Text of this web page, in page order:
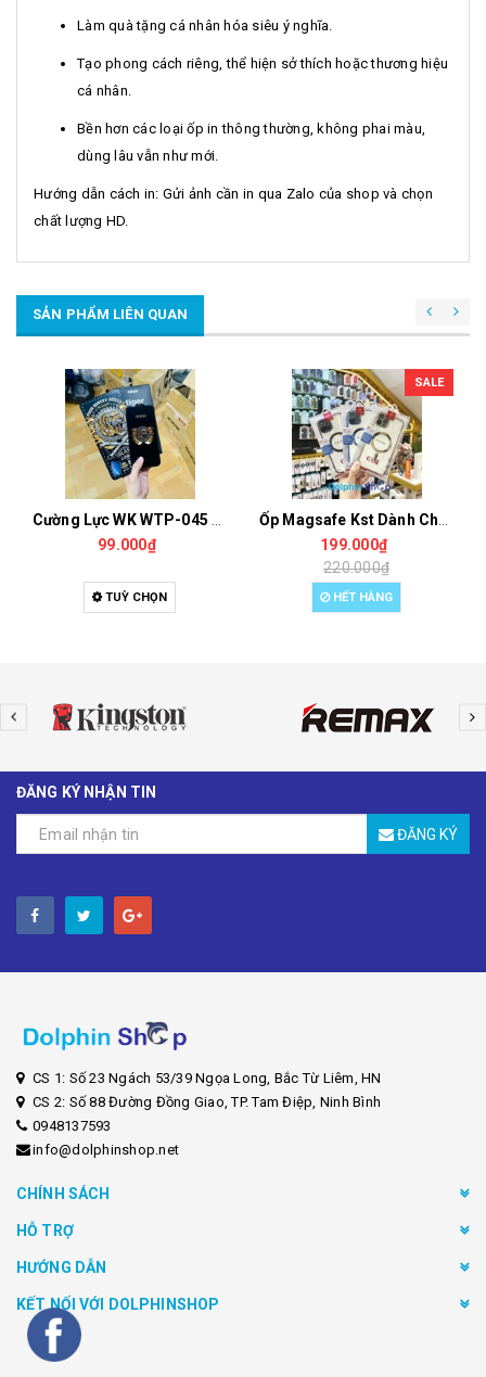
Làm quà tặng cá nhân hóa siêu ý nghĩa.
Tạo phong cách riêng, thể hiện sở thích hoặc thương hiệu
cá nhân.
Bền hơn các loại ốp in thông thường, không phai màu,
dùng lâu vẫn như mới.
Hướng dẫn cách in: Gửi ảnh cần in qua Zalo của shop và chọn
chất lượng HD.
SẢN PHẨM LIÊN QUAN
99.000₫
TUỲ CHỌN
SALE
199.000₫
220.000₫
HẾT HÀNG
ĐĂNG KÝ NHẬN TIN
ĐĂNG KÝ
CS 1: Số 23 Ngách 53/39 Ngọa Long, Bắc Từ Liêm, HN
CS 2: Số 88 Đường Đồng Giao, TP. Tam Điệp, Ninh Bình
0948137593
info@dolphinshop.net
CHÍNH SÁCH
HỖ TRỢ
HƯỚNG DẪN
KẾT NỐI VỚI DOLPHINSHOP